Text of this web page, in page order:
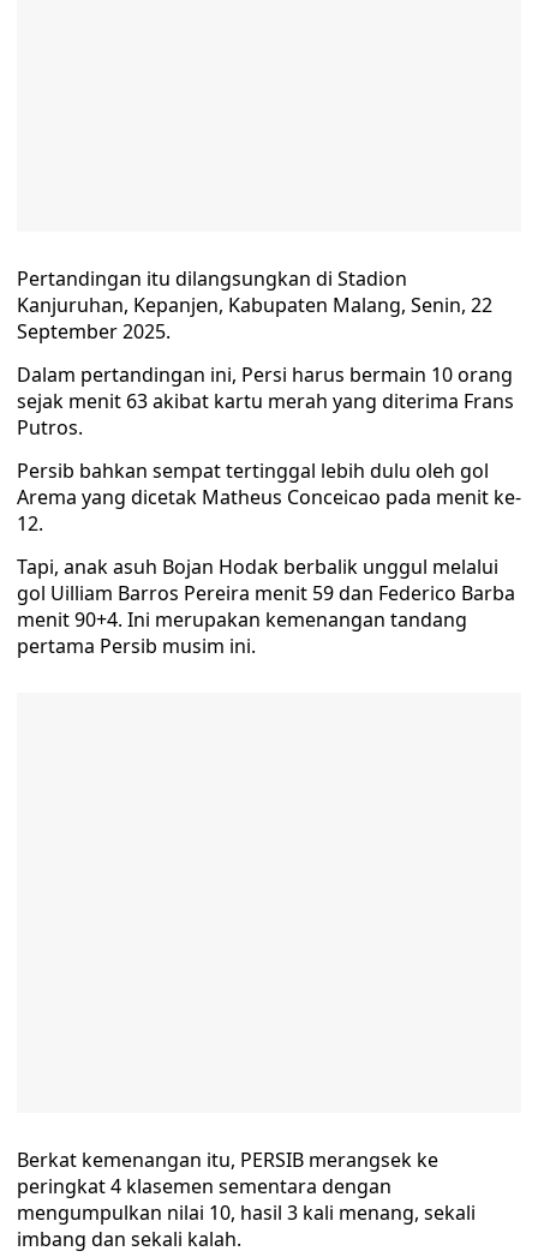
Pertandingan itu dilangsungkan di Stadion
Kanjuruhan, Kepanjen, Kabupaten Malang, Senin, 22
September 2025.
Dalam pertandingan ini, Persi harus bermain 10 orang
sejak menit 63 akibat kartu merah yang diterima Frans
Putros.
Persib bahkan sempat tertinggal lebih dulu oleh gol
Arema yang dicetak Matheus Conceicao pada menit ke-
12.
Tapi, anak asuh Bojan Hodak berbalik unggul melalui
gol Uilliam Barros Pereira menit 59 dan Federico Barba
menit 90+4. Ini merupakan kemenangan tandang
pertama Persib musim ini.
Berkat kemenangan itu, PERSIB merangsek ke
peringkat 4 klasemen sementara dengan
mengumpulkan nilai 10, hasil 3 kali menang, sekali
imbang dan sekali kalah.